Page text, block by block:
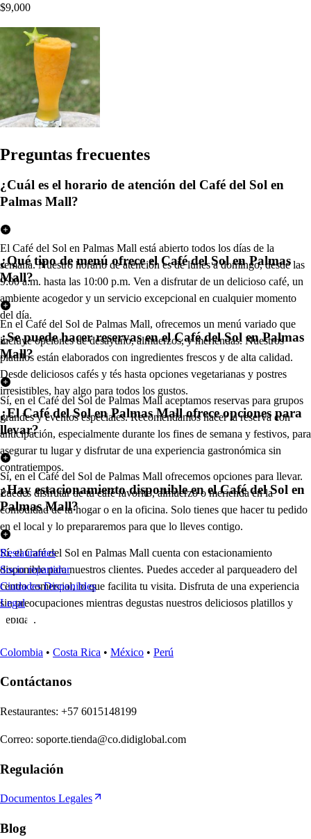
$9,000
Preguntas frecuentes
¿Cuál es el horario de atención del Café del Sol en
Palmas Mall?
El Café del Sol en Palmas Mall está abierto todos los días de la
semana. Nuestro horario de atención es de lunes a domingo, desde las
9:00 a.m. hasta las 10:00 p.m. Ven a disfrutar de un delicioso café, un
ambiente acogedor y un servicio excepcional en cualquier momento
del día.
¿Qué tipo de menú ofrece el Café del Sol en Palmas
Mall?
En el Café del Sol de Palmas Mall, ofrecemos un menú variado que
incluye opciones de desayuno, almuerzos, y meriendas. Nuestros
platillos están elaborados con ingredientes frescos y de alta calidad.
Desde deliciosos cafés y tés hasta opciones vegetarianas y postres
irresistibles, hay algo para todos los gustos.
¿Se puede hacer reservas en el Café del Sol en Palmas
Mall?
Sí, en el Café del Sol de Palmas Mall aceptamos reservas para grupos
grandes y eventos especiales. Recomendamos hacer la reserva con
anticipación, especialmente durante los fines de semana y festivos, para
asegurar tu lugar y disfrutar de una experiencia gastronómica sin
contratiempos.
¿El Café del Sol en Palmas Mall ofrece opciones para
llevar?
Sí, en el Café del Sol de Palmas Mall ofrecemos opciones para llevar.
Puedes disfrutar de tu café favorito, almuerzo o merienda en la
comodidad de tu hogar o en la oficina. Solo tienes que hacer tu pedido
en el local y lo prepararemos para que lo lleves contigo.
¿Hay estacionamiento disponible en el Café del Sol en
Palmas Mall?
Sí, el Café del Sol en Palmas Mall cuenta con estacionamiento
disponible para nuestros clientes. Puedes acceder al parqueadero del
centro comercial, lo que facilita tu visita. Disfruta de una experiencia
sin preocupaciones mientras degustas nuestros deliciosos platillos y
bebidas.
Restaurantes
Socio repartidor
Ciudades Disponibles
Legal
Colombia • Costa Rica • México • Perú
Contáctanos
Restaurantes: +57 6015148199
Correo: soporte.tienda@co.didiglobal.com
Regulación
Documentos Legales
Blog